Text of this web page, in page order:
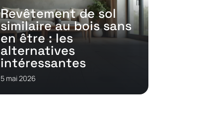
Revêtement de sol
similaire au bois sans
en être : les
alternatives
intéressantes
5 mai 2026